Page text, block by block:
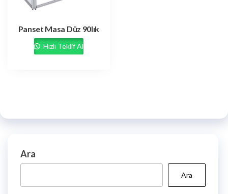
Panset Masa Düz 90lık
Hızlı Teklif Al
Ara
Ara